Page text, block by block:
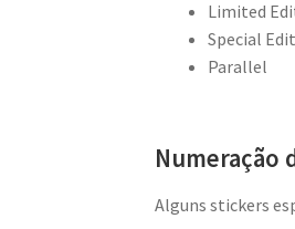
Limited
Special
Parallel
Numeração
Alguns stickers